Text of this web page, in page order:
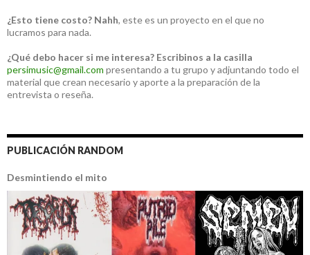
¿Esto tiene costo? Nahh, este es un proyecto en el que no
lucramos para nada.
¿Qué debo hacer si me interesa? Escribinos a la casilla
persimusic@gmail.com presentando a tu grupo y adjuntando todo el
material que crean necesario y aporte a la preparación de la
entrevista o reseña.
PUBLICACIÓN RANDOM
Desmintiendo el mito